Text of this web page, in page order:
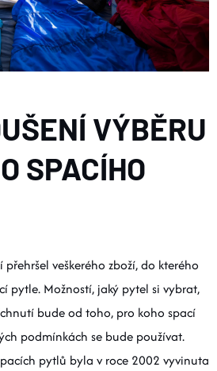
Napište nám
Slovník pojmů
kódy
Blog
řešení sporů
osobních údajů
VÝBĚRU
SPACÍHO
veškerého zboží, do kterého
pytle. Možností, jaký pytel si vybrat,
bude od toho, pro koho spací
podmínkách se bude používat.
pytlů byla v roce 2002 vyvinuta